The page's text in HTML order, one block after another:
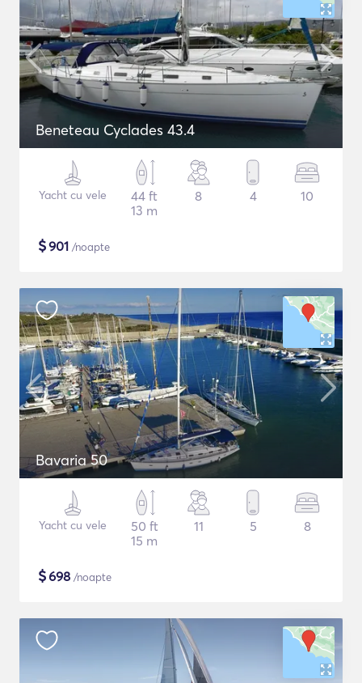
Beneteau Cyclades 43.4
Yacht cu vele
44 ft
13 m
8 4 10
$901 /noapte
Bavaria 50
Yacht cu vele
50 ft
15 m
11 5 8
$698 /noapte